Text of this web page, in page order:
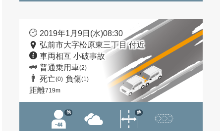
2019年1月9日(水)08:30
弘前市大字松原東三丁目 付近
車両相互 小破事故
普通乗用車(2)
死亡(0) 負傷(1)
距離719m
他 他